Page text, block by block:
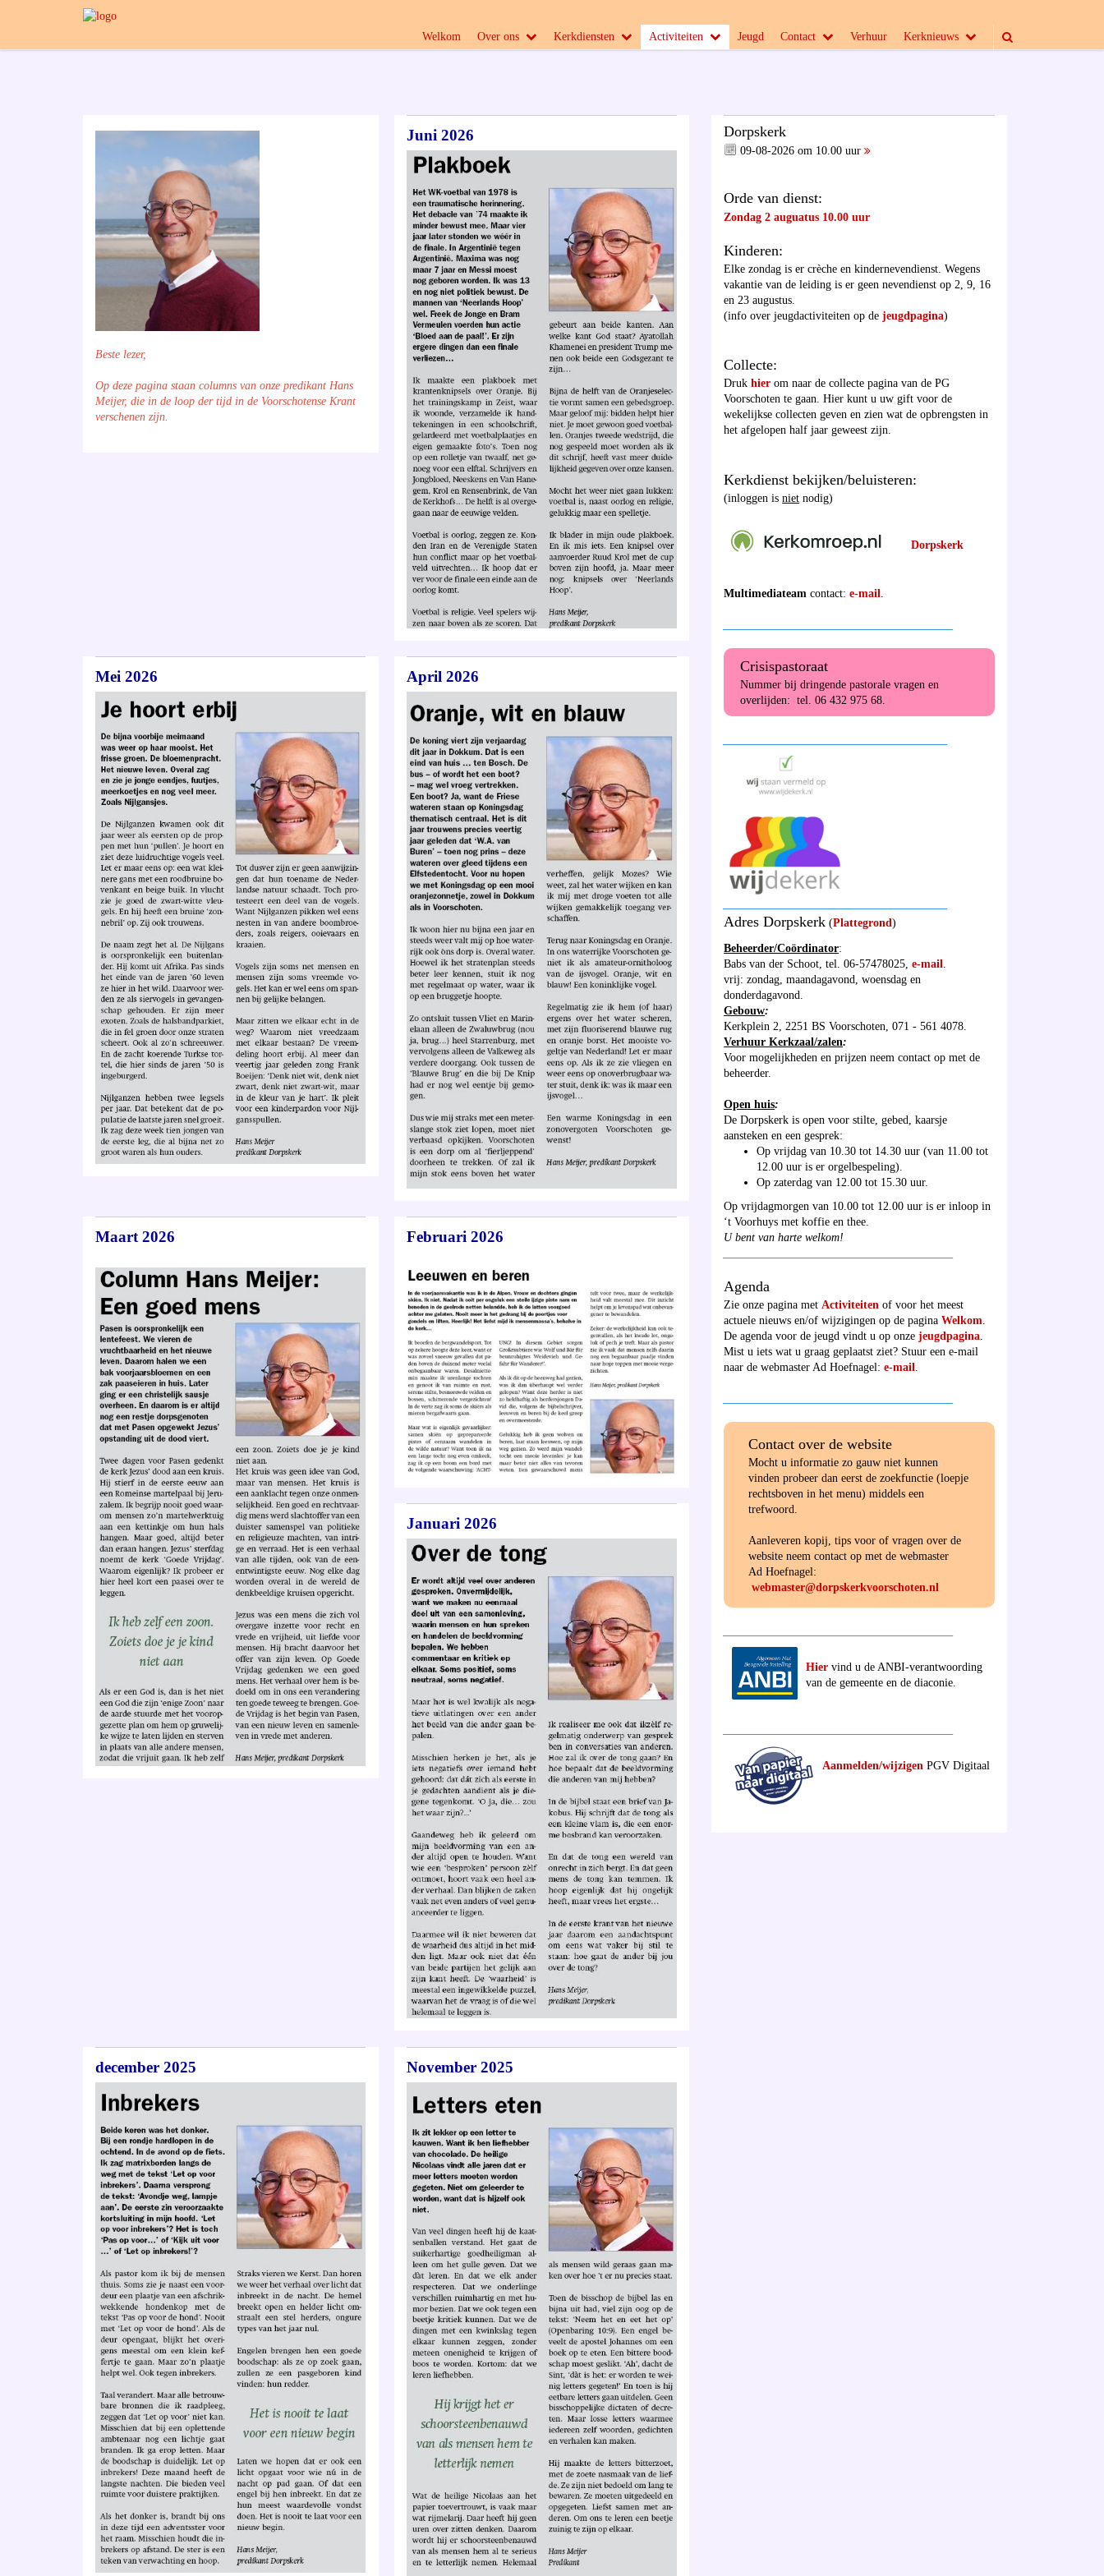
Welkom Over ons Kerkdiensten Activiteiten Jeugd Contact Verhuur Kerknieuws
Beste lezer,
Op deze pagina staan columns van onze predikant Hans
Meijer, die in de loop der tijd in de Voorschotense Krant
verschenen zijn.
Juni 2026
Mei 2026 April 2026
Maart 2026 Februari 2026
Januari 2026
december 2025 November 2025
Dorpskerk
09-08-2026 om 10.00 uur
Orde van dienst:
Zondag 2 auguatus 10.00 uur
Kinderen:
Elke zondag is er crèche en kindernevendienst. Wegens
vakantie van de leiding is er geen nevendienst op 2, 9, 16
en 23 augustus.
(info over jeugdactiviteiten op dejeugdpagina)
Collecte:
Drukhier om naar de collecte pagina van de PG
Voorschoten te gaan. Hier kunt u uw gift voor de
wekelijkse collecten geven en zien wat de opbrengsten in
het afgelopen half jaar geweest zijn.
Kerkdienst bekijken/beluisteren:
(inloggen isniet nodig)
Dorpskerk
Multimediateamcontact:e-mail.
Crisispastoraat
Nummer bij dringende pastorale vragen en
overlijden: tel. 06 432 975 68.
Adres Dorpskerk (Plattegrond)
Beheerder/Coördinator:
Babs van der Schoot, tel. 06-57478025,e-mail.
vrij: zondag, maandagavond, woensdag en
donderdagavond.
Gebouw:
Kerkplein 2, 2251 BS Voorschoten, 071 - 561 4078.
Verhuur Kerkzaal/zalen:
Voor mogelijkheden en prijzen neem contact op met de
beheerder.
Open huis:
De Dorpskerk is open voor stilte, gebed, kaarsje
aansteken en een gesprek:
Op vrijdag van 10.30 tot 14.30 uur (van 11.00 tot
12.00 uur is er orgelbespeling).
Op zaterdag van 12.00 tot 15.30 uur.
Op vrijdagmorgen van 10.00 tot 12.00 uur is er inloop in
‘t Voorhuys met koffie en thee.
U bent van harte welkom!
Agenda
Zie onze pagina metActiviteiten of voor het meest
actuele nieuws en/of wijzigingen op de paginaWelkom.
De agenda voor de jeugd vindt u op onzejeugdpagina.
Mist u iets wat u graag geplaatst ziet? Stuur een e-mail
naar de webmaster Ad Hoefnagel:e-mail.
Contact over de website
Mocht u informatie zo gauw niet kunnen
vinden probeer dan eerst de zoekfunctie (loepje
rechtsboven in het menu) middels een
trefwoord.
Aanleveren kopij, tips voor of vragen over de
website neem contact op met de webmaster
Ad Hoefnagel:
webmaster@dorpskerkvoorschoten.nl
Hier vind u de ANBI-verantwoording
van de gemeente en de diaconie.
Aanmelden/wijzigen PGV Digitaal